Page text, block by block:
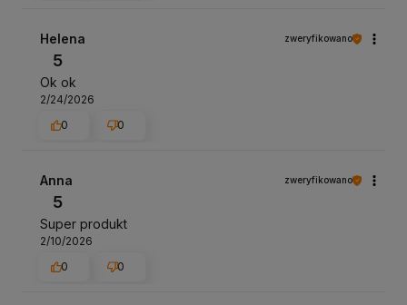
Helena zweryfikowano
5
Ok ok
2/24/2026
0
0
Anna zweryfikowano
5
Super produkt
2/10/2026
0
0